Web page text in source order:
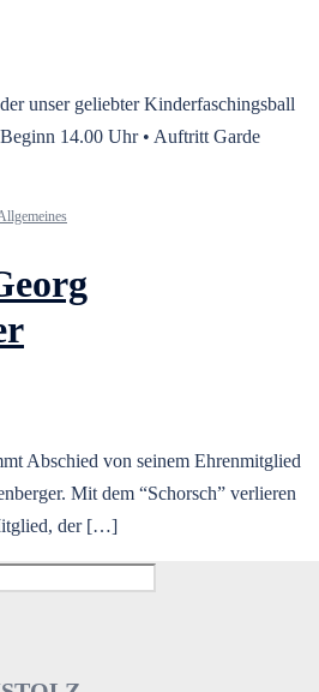
unser geliebter Kinderfaschingsball
14.00 Uhr • Auftritt Garde
Abschied von seinem Ehrenmitglied
Mit dem “Schorsch” verlieren
der […]